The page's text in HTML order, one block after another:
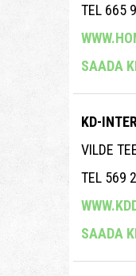
TEL 665
SAADA
KD-
VILDE
TEL 569
SAADA